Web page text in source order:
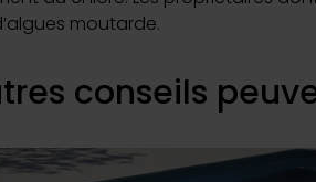
moutarde.
conseils